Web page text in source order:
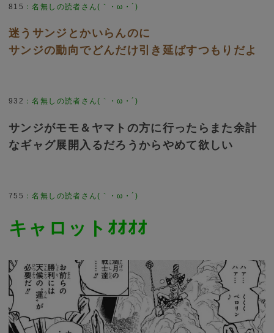
815 ：名無しの読者さん(｀・ω・´)
迷うサンジとかいらんのに
サンジの動向でどんだけ引き延ばすつもりだよ
932 ：名無しの読者さん(｀・ω・´)
サンジがモモ＆ヤマトの方に行ったらまた余計
なギャグ展開入るだろうからやめて欲しい
755 ：名無しの読者さん(｀・ω・´)
キャロットｵｵｵｵ